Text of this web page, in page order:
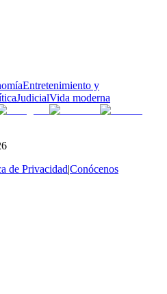
Entretenimiento y
JudicialVida moderna
de Privacidad|Conócenos